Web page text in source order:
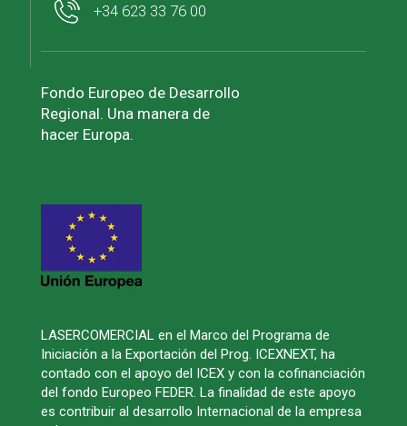
+34 623 33 76 00
Fondo Europeo de Desarrollo
Regional. Una manera de
hacer Europa.
LASERCOMERCIAL en el Marco del Programa de
Iniciación a la Exportación del Prog. ICEXNEXT, ha
contado con el apoyo del ICEX y con la cofinanciación
del fondo Europeo FEDER. La finalidad de este apoyo
es contribuir al desarrollo Internacional de la empresa